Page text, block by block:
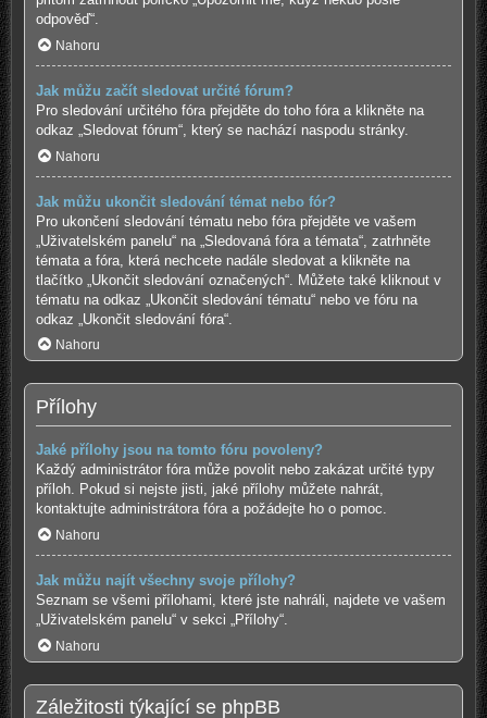
odpověď“.
Nahoru
Jak můžu začít sledovat určité fórum?
Pro sledování určitého fóra přejděte do toho fóra a klikněte na
odkaz „Sledovat fórum“, který se nachází naspodu stránky.
Nahoru
Jak můžu ukončit sledování témat nebo fór?
Pro ukončení sledování tématu nebo fóra přejděte ve vašem
„Uživatelském panelu“ na „Sledovaná fóra a témata“, zatrhněte
témata a fóra, která nechcete nadále sledovat a klikněte na
tlačítko „Ukončit sledování označených“. Můžete také kliknout v
tématu na odkaz „Ukončit sledování tématu“ nebo ve fóru na
odkaz „Ukončit sledování fóra“.
Nahoru
Přílohy
Jaké přílohy jsou na tomto fóru povoleny?
Každý administrátor fóra může povolit nebo zakázat určité typy
příloh. Pokud si nejste jisti, jaké přílohy můžete nahrát,
kontaktujte administrátora fóra a požádejte ho o pomoc.
Nahoru
Jak můžu najít všechny svoje přílohy?
Seznam se všemi přílohami, které jste nahráli, najdete ve vašem
„Uživatelském panelu“ v sekci „Přílohy“.
Nahoru
Záležitosti týkající se phpBB